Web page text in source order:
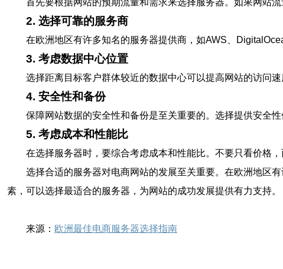
首先要根据网站的预期流量和需求来选择服务器。如果网站
2. 选择可靠的服务商
在欧洲地区有许多知名的服务器提供商，如AWS、
3. 考虑数据中心位置
选择距离目标客户群体较近的数据中心可以提高网站的访问
4. 安全性和备份
保障网站数据的安全性和备份是至关重要的。选择提供安全
5. 考虑成本和性能比
在选择服务器时，要综合考虑成本和性能比。不要只看价格
选择合适的服务器对电商网站的发展至关重要。在欧洲地区
素，可以选择最适合的服务器，为网站的成功发展提供有力支持。
来源： 欧洲最佳电商服务器选择指南